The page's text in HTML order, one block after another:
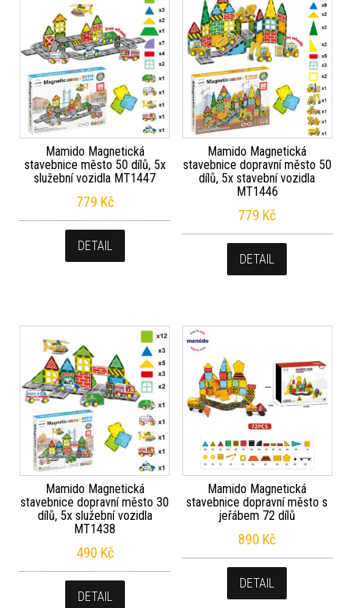
Mamido Magnetická
stavebnice město 50 dílů, 5x
služební vozidla MT1447
779 Kč
DETAIL
Mamido Magnetická
stavebnice dopravní město 50
dílů, 5x stavební vozidla
MT1446
779 Kč
DETAIL
Mamido Magnetická
stavebnice dopravní město 30
dílů, 5x služební vozidla
MT1438
490 Kč
DETAIL
Mamido Magnetická
stavebnice dopravní město s
jeřábem 72 dílů
890 Kč
DETAIL